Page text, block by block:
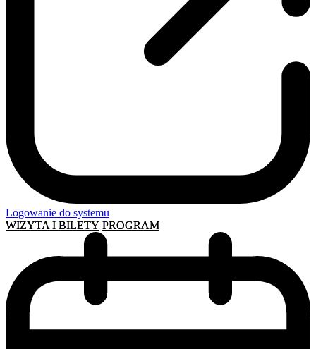
Logowanie do systemu
WIZYTA I BILETY PROGRAM